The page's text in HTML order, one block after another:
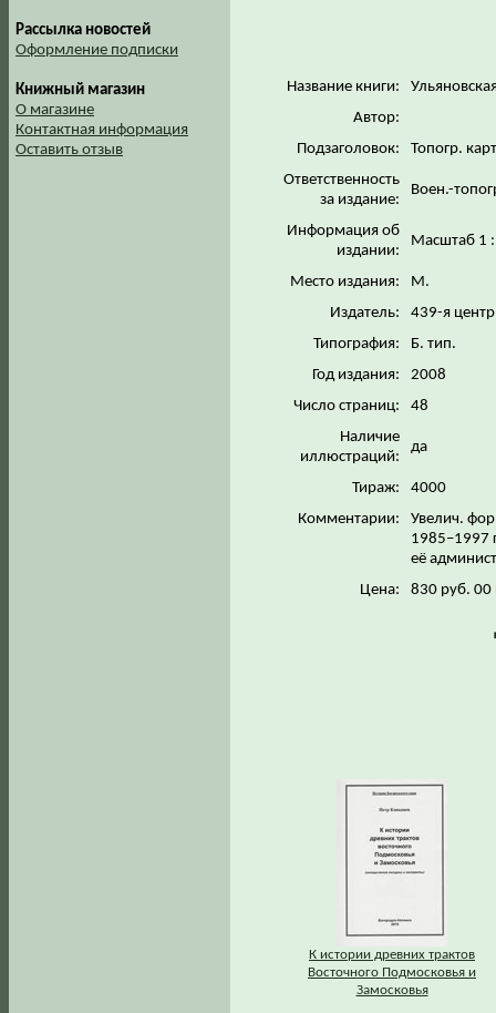
Рассылка новостей
Оформление подписки
Книжный магазин
О магазине
Контактная информация
Оставить отзыв
Название книги:
Автор:
Подзаголовок:
Топогр.
Ответственность
за издание:
Воен.-
Информация об
издании:
Масштаб 1
Место издания:
М.
Издатель:
439-я
Типография:
Б. тип.
Год издания:
2008
Число страниц:
48
Наличие
иллюстраций:
да
Тираж:
4000
Комментарии:
Увелич.
1985–1997
её
Цена:
830 руб. 00
К истории древних трактов
Восточного Подмосковья и
Замосковья